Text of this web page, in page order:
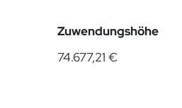
Zuwendungshöhe
74.677,21 €